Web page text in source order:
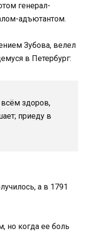
генерал-
адъютантом.
Зубова, велел
в Петербург:
здоров,
приеду в
а в 1791
но когда ее боль